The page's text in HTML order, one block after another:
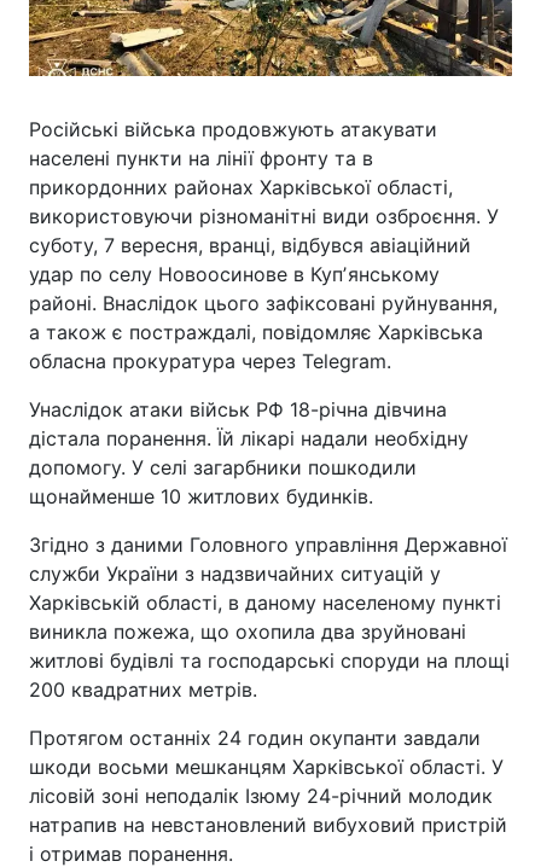
Російські війська продовжують атакувати
населені пункти на лінії фронту та в
прикордонних районах Харківської області,
використовуючи різноманітні види озброєння. У
суботу, 7 вересня, вранці, відбувся авіаційний
удар по селу Новоосинове в Купʼянському
районі. Внаслідок цього зафіксовані руйнування,
а також є постраждалі, повідомляє Харківська
обласна прокуратура через Telegram.
Унаслідок атаки військ РФ 18-річна дівчина
дістала поранення. Їй лікарі надали необхідну
допомогу. У селі загарбники пошкодили
щонайменше 10 житлових будинків.
Згідно з даними Головного управління Державної
служби України з надзвичайних ситуацій у
Харківській області, в даному населеному пункті
виникла пожежа, що охопила два зруйновані
житлові будівлі та господарські споруди на площі
200 квадратних метрів.
Протягом останніх 24 годин окупанти завдали
шкоди восьми мешканцям Харківської області. У
лісовій зоні неподалік Ізюму 24-річний молодик
натрапив на невстановлений вибуховий пристрій
і отримав поранення.